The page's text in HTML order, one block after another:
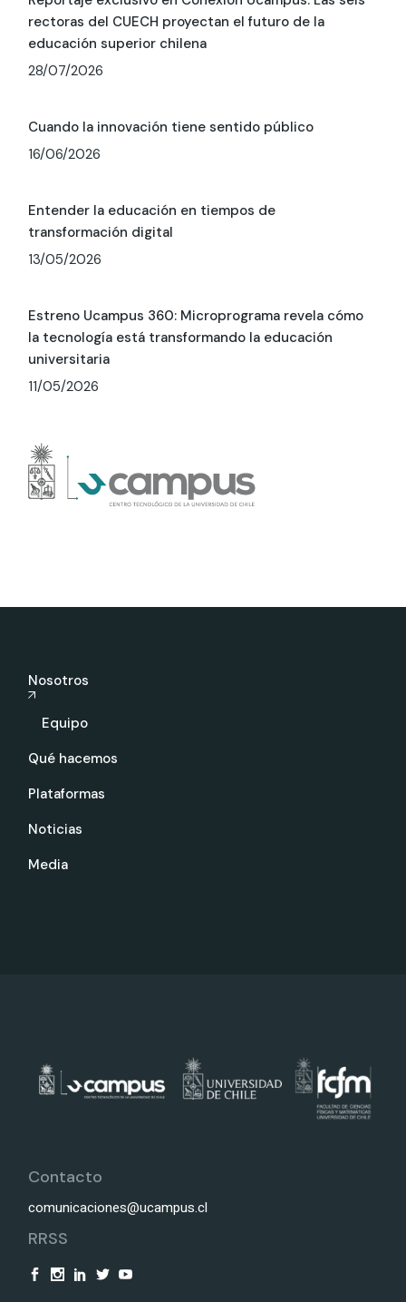
rectoras del CUECH proyectan el futuro de la
educación superior chilena
28/07/2026
Cuando la innovación tiene sentido público
16/06/2026
Entender la educación en tiempos de
transformación digital
13/05/2026
Estreno Ucampus 360: Microprograma revela cómo
la tecnología está transformando la educación
universitaria
11/05/2026
Nosotros
Equipo
Qué hacemos
Plataformas
Noticias
Media
Contacto
comunicaciones@ucampus.cl
RRSS